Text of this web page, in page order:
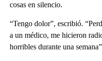
cosas en silencio.
“Tengo dolor”, escribió.
a un médico, me hicieron
horribles durante una